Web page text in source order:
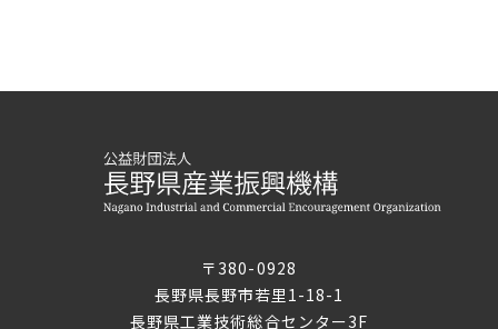
〒380-0928
長野県長野市若里1-18-1
長野県工業技術総合センター3F